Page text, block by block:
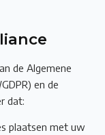
de Algemene
en de
dat:
plaatsen met uw